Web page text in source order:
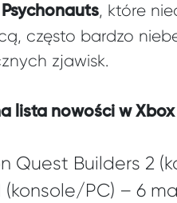
Psychonauts, które
często bardzo
zjawisk.
lista nowości w
Quest Builders 2
(konsole/PC) – 6